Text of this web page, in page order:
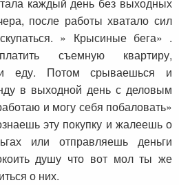
каждый день без выходных
после работы хватало сил
» Крысиные бега» .
съемную квартиру,
и еду. Потом срываешься и
в выходной день с деловым
и могу себя побаловать»
эту покупку и жалеешь о
или отправляешь деньги
душу что вот мол ты же
о них.